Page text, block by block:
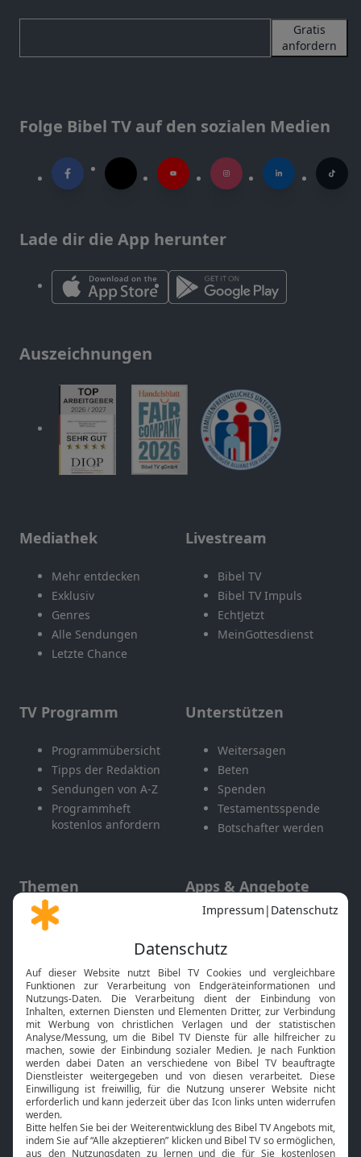
Gratis
anfordern
Folge Bibel TV auf den sozialen Medien
Lade dir die App herunter
Auszeichnungen
Mediathek
Mehr entdecken
Exklusiv
Genres
Alle Sendungen
Letzte Chance
Livestream
Bibel TV
Bibel TV Impuls
EchtJetzt
MeinGottesdienst
TV Programm
Programmübersicht
Tipps der Redaktion
Sendungen von A-Z
Programmheft
kostenlos anfordern
Unterstützen
Weitersagen
Beten
Spenden
Testamentsspende
Botschafter werden
Themen
Gott und Bibel erklärt
Neuigkeiten
Apps & Angebote
Mobile App
Smart TV
HbbTV
Bibelthek Online-Bibel
Nächster Gottesdienst
Bibel TV
Über uns
Service
Kontakt